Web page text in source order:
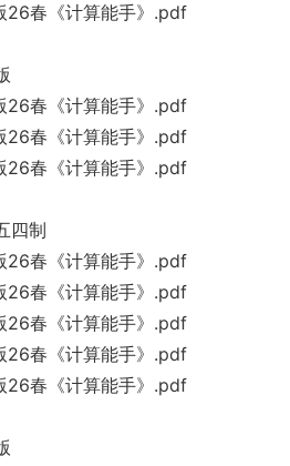
26春《计算能手》.pdf
26春《计算能手》.pdf
26春《计算能手》.pdf
26春《计算能手》.pdf
四制
26春《计算能手》.pdf
26春《计算能手》.pdf
26春《计算能手》.pdf
26春《计算能手》.pdf
26春《计算能手》.pdf